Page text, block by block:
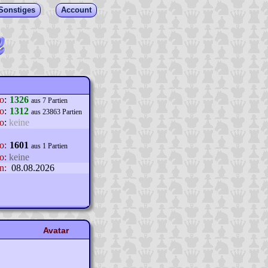
Account
: 1326 aus 7 Partien
: 1312 aus 23863 Partien
: keine
1601 aus 1 Partien
keine
08.08.2026
Avatar